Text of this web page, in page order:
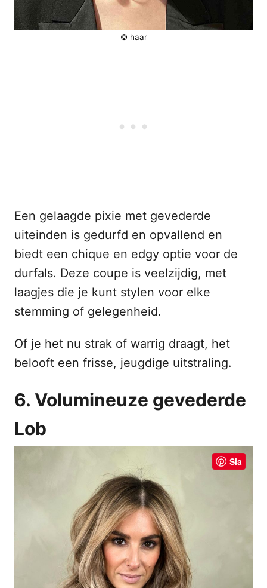
© haar
Een gelaagde pixie met gevederde
uiteinden is gedurfd en opvallend en
biedt een chique en edgy optie voor de
durfals. Deze coupe is veelzijdig, met
laagjes die je kunt stylen voor elke
stemming of gelegenheid.
Of je het nu strak of warrig draagt, het
belooft een frisse, jeugdige uitstraling.
6. Volumineuze gevederde
Lob
Sla